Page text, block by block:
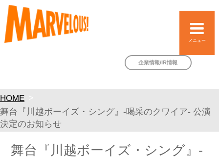
メニュー
企業情報/IR情報
HOME
舞台『川越ボーイズ・シング』-喝采のクワイア- 公演
決定のお知らせ
舞台『川越ボーイズ・シング』-